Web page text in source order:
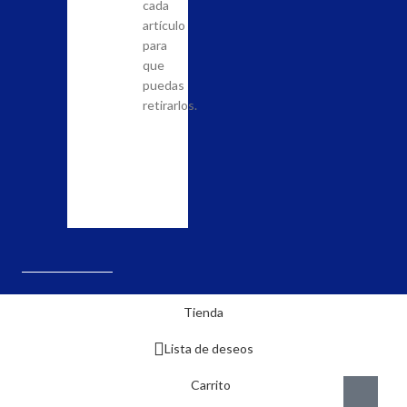
posibilidad
nuestra
cada
artículo
para
que
puedas
retirarlos.
Tienda
Lista de deseos
Carrito